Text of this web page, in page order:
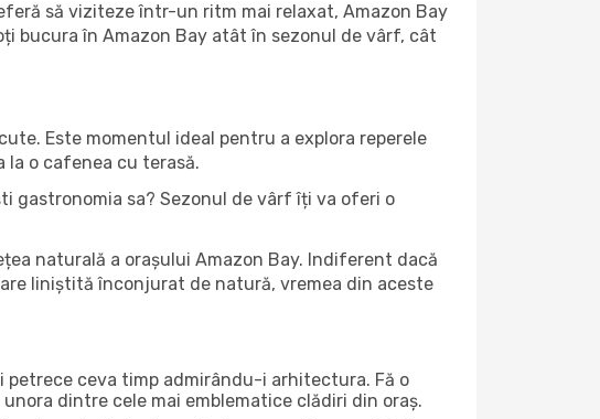
să viziteze într-un ritm mai relaxat, Amazon Bay
bucura în Amazon Bay atât în ​​sezonul de vârf, cât
Este momentul ideal pentru a explora reperele
o cafenea cu terasă.
gastronomia sa? Sezonul de vârf îți va oferi o
naturală a orașului Amazon Bay. Indiferent dacă
liniștită înconjurat de natură, vremea din aceste
ceva timp admirându-i arhitectura. Fă o
dintre cele mai emblematice clădiri din oraș.